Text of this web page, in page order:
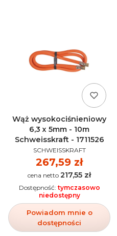
Wąż wysokociśnieniowy
6,3 x 5mm - 10m
Schweisskraft - 1711526
PRODUCENT
SCHWEISSKRAFT
Cena
267,59 zł
Cena 217,55 zł
Powiadom mnie o
dostępności
Dostępność: tymczasowo
niedostępny